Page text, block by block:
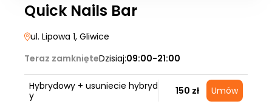
Quick Nails Bar
ul. Lipowa 1, Gliwice
Teraz zamknięteDzisiaj:09:00-21:00
Hybrydowy + usuniecie hybryd
y
150 zł Umów